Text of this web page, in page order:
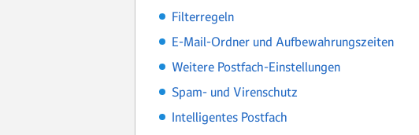
Filterregeln
E-Mail-Ordner und Aufbewahrungszeiten
Weitere Postfach-Einstellungen
Spam- und Virenschutz
Intelligentes Postfach